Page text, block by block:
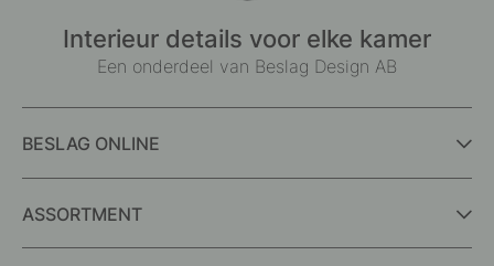
Interieur details voor elke kamer
Een onderdeel van Beslag Design AB
BESLAG ONLINE
ASSORTMENT